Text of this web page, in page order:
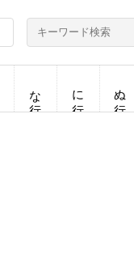
な行 に行 ぬ行